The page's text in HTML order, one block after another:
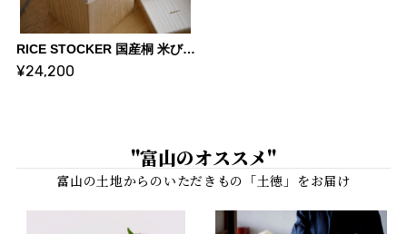
RICE STOCKER 国産桐 米びつ ライスストッカー【5kg 蜜蝋】 | KIRIFT 美術木箱うらた | KIRIFT Artwork wooden box Urata
¥24,200
"富山のオススメ"